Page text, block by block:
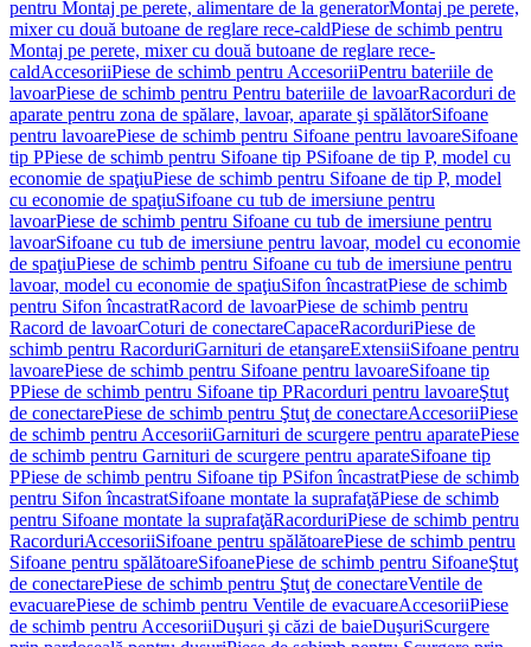
pentru Montaj pe perete, alimentare de la generatorMontaj pe perete,
mixer cu două butoane de reglare rece-caldPiese de schimb pentru
Montaj pe perete, mixer cu două butoane de reglare rece-
caldAccesoriiPiese de schimb pentru AccesoriiPentru bateriile de
lavoarPiese de schimb pentru Pentru bateriile de lavoarRacorduri de
aparate pentru zona de spălare, lavoar, aparate şi spălătorSifoane
pentru lavoarePiese de schimb pentru Sifoane pentru lavoareSifoane
tip PPiese de schimb pentru Sifoane tip PSifoane de tip P, model cu
economie de spaţiuPiese de schimb pentru Sifoane de tip P, model
cu economie de spaţiuSifoane cu tub de imersiune pentru
lavoarPiese de schimb pentru Sifoane cu tub de imersiune pentru
lavoarSifoane cu tub de imersiune pentru lavoar, model cu economie
de spaţiuPiese de schimb pentru Sifoane cu tub de imersiune pentru
lavoar, model cu economie de spaţiuSifon încastratPiese de schimb
pentru Sifon încastratRacord de lavoarPiese de schimb pentru
Racord de lavoarCoturi de conectareCapaceRacorduriPiese de
schimb pentru RacorduriGarnituri de etanşareExtensiiSifoane pentru
lavoarePiese de schimb pentru Sifoane pentru lavoareSifoane tip
PPiese de schimb pentru Sifoane tip PRacorduri pentru lavoareŞtuţ
de conectarePiese de schimb pentru Ştuţ de conectareAccesoriiPiese
de schimb pentru AccesoriiGarnituri de scurgere pentru aparatePiese
de schimb pentru Garnituri de scurgere pentru aparateSifoane tip
PPiese de schimb pentru Sifoane tip PSifon încastratPiese de schimb
pentru Sifon încastratSifoane montate la suprafaţăPiese de schimb
pentru Sifoane montate la suprafaţăRacorduriPiese de schimb pentru
RacorduriAccesoriiSifoane pentru spălătoarePiese de schimb pentru
Sifoane pentru spălătoareSifoanePiese de schimb pentru SifoaneŞtuţ
de conectarePiese de schimb pentru Ştuţ de conectareVentile de
evacuarePiese de schimb pentru Ventile de evacuareAccesoriiPiese
de schimb pentru AccesoriiDuşuri şi căzi de baieDuşuriScurgere